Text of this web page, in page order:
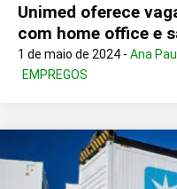
Unimed oferece
com home office e
1 de maio de 2024 - Ana
EMPREGOS